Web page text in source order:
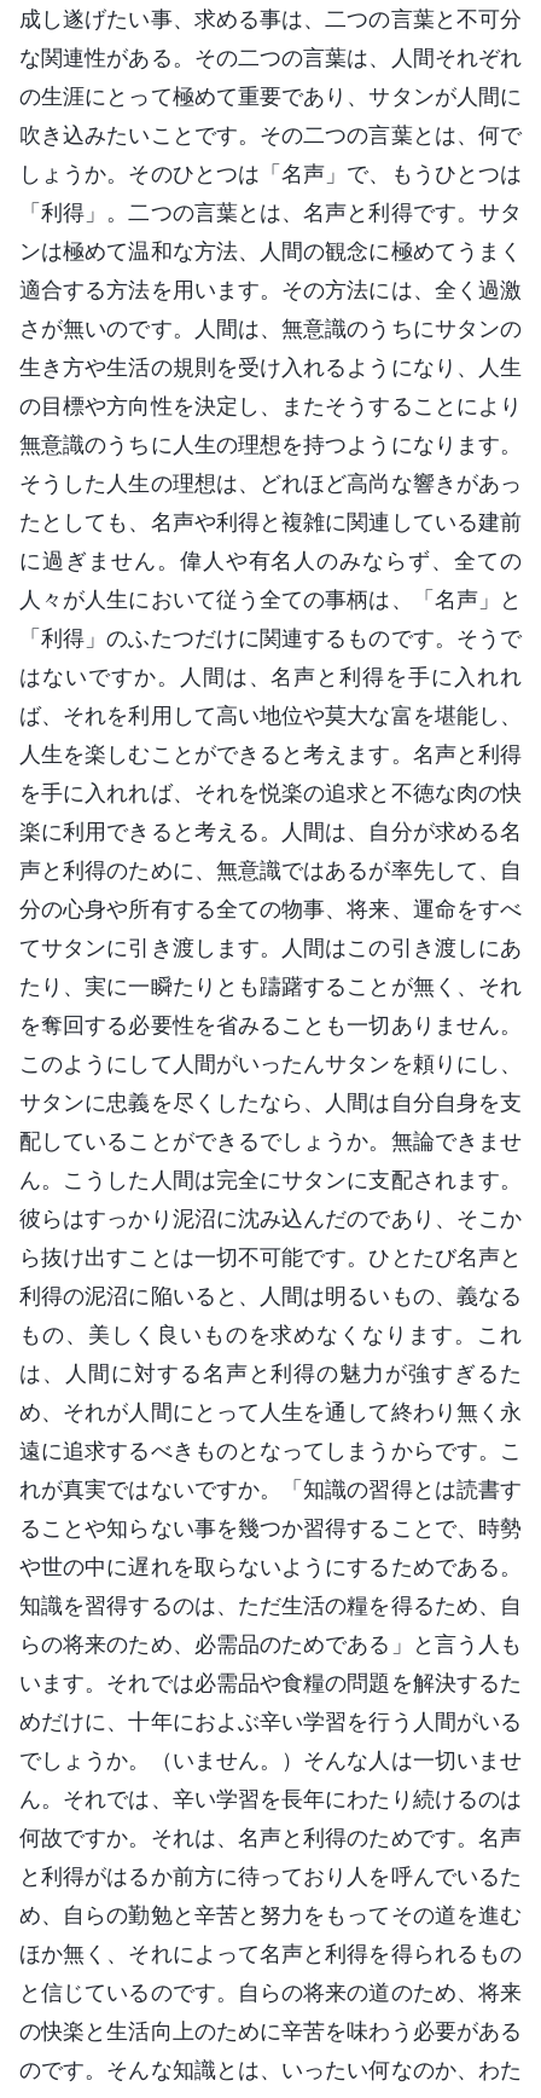
成し遂げたい事、求める事は、二つの言葉と不可分
な関連性がある。その二つの言葉は、人間それぞれ
の生涯にとって極めて重要であり、サタンが人間に
吹き込みたいことです。その二つの言葉とは、何で
しょうか。そのひとつは「名声」で、もうひとつは
「利得」。二つの言葉とは、名声と利得です。サタ
ンは極めて温和な方法、人間の観念に極めてうまく
適合する方法を用います。その方法には、全く過激
さが無いのです。人間は、無意識のうちにサタンの
生き方や生活の規則を受け入れるようになり、人生
の目標や方向性を決定し、またそうすることにより
無意識のうちに人生の理想を持つようになります。
そうした人生の理想は、どれほど高尚な響きがあっ
たとしても、名声や利得と複雑に関連している建前
に過ぎません。偉人や有名人のみならず、全ての
人々が人生において従う全ての事柄は、「名声」と
「利得」のふたつだけに関連するものです。そうで
はないですか。人間は、名声と利得を手に入れれ
ば、それを利用して高い地位や莫大な富を堪能し、
人生を楽しむことができると考えます。名声と利得
を手に入れれば、それを悦楽の追求と不徳な肉の快
楽に利用できると考える。人間は、自分が求める名
声と利得のために、無意識ではあるが率先して、自
分の心身や所有する全ての物事、将来、運命をすべ
てサタンに引き渡します。人間はこの引き渡しにあ
たり、実に一瞬たりとも躊躇することが無く、それ
を奪回する必要性を省みることも一切ありません。
このようにして人間がいったんサタンを頼りにし、
サタンに忠義を尽くしたなら、人間は自分自身を支
配していることができるでしょうか。無論できませ
ん。こうした人間は完全にサタンに支配されます。
彼らはすっかり泥沼に沈み込んだのであり、そこか
ら抜け出すことは一切不可能です。ひとたび名声と
利得の泥沼に陥いると、人間は明るいもの、義なる
もの、美しく良いものを求めなくなります。これ
は、人間に対する名声と利得の魅力が強すぎるた
め、それが人間にとって人生を通して終わり無く永
遠に追求するべきものとなってしまうからです。こ
れが真実ではないですか。「知識の習得とは読書す
ることや知らない事を幾つか習得することで、時勢
や世の中に遅れを取らないようにするためである。
知識を習得するのは、ただ生活の糧を得るため、自
らの将来のため、必需品のためである」と言う人も
います。それでは必需品や食糧の問題を解決するた
めだけに、十年におよぶ辛い学習を行う人間がいる
でしょうか。（いません。）そんな人は一切いませ
ん。それでは、辛い学習を長年にわたり続けるのは
何故ですか。それは、名声と利得のためです。名声
と利得がはるか前方に待っており人を呼んでいるた
め、自らの勤勉と辛苦と努力をもってその道を進む
ほか無く、それによって名声と利得を得られるもの
と信じているのです。自らの将来の道のため、将来
の快楽と生活向上のために辛苦を味わう必要がある
のです。そんな知識とは、いったい何なのか、わた